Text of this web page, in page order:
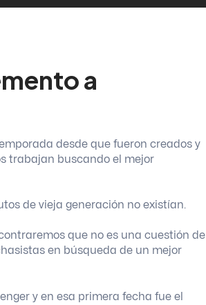
a
desde que fueron creados y
trabajan buscando el mejor
de vieja generación no existían.
que no es una cuestión de
en búsqueda de un mejor
y en esa primera fecha fue el